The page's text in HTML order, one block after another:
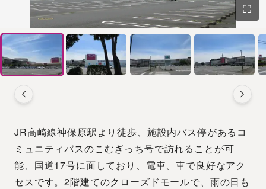
JR高崎線神保原駅より徒歩、施設内バス停があるコ
ミュニティバスのこむぎっち号で訪れることが可
能、国道17号に面しており、電車、車で良好なアク
セスです。2階建てのクローズドモールで、雨の日も